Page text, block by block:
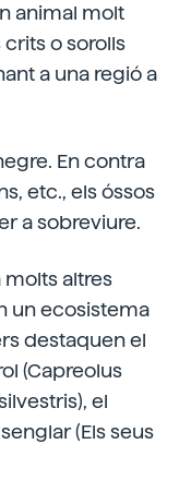
animal molt
o sorolls
a una regió a
En contra
etc., els óssos
a sobreviure.
molts altres
un ecosistema
destaquen el
(Capreolus
el
(Els seus